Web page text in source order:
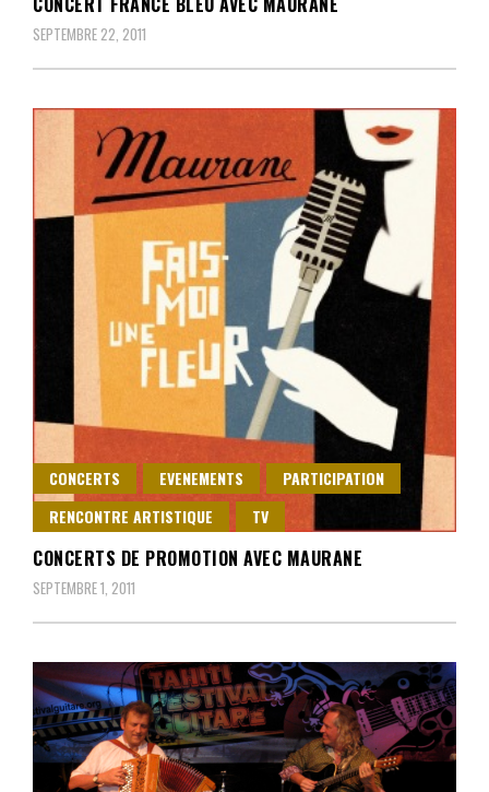
SEPTEMBRE 22, 2011
CONCERTS EVENEMENTS
PARTICIPATION
RENCONTRE ARTISTIQUE
TV
CONCERTS DE PROMOTION AVEC MAURANE
SEPTEMBRE 1, 2011